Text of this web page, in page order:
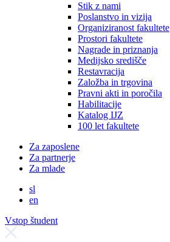
Stik z nami
Poslanstvo in vizija
Organiziranost fakultete
Prostori fakultete
Nagrade in priznanja
Medijsko središče
Restavracija
Založba in trgovina
Pravni akti in poročila
Habilitacije
Katalog IJZ
100 let fakultete
Za zaposlene
Za partnerje
Za mlade
sl
en
Vstop študent